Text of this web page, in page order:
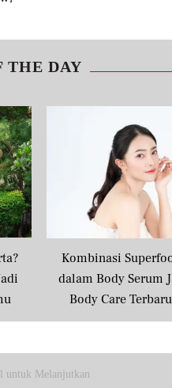
THE DAY
Kombinasi
dalam Body Serum
Body Care
Masyarakat
untuk Melanjutkan